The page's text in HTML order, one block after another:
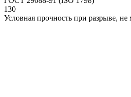
130
Условная прочность при разрыве, не